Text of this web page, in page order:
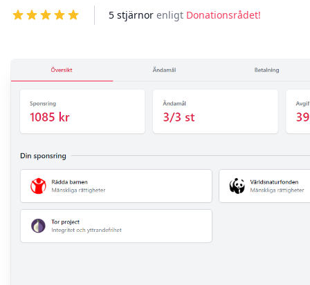
5 stjärnor enligt Donationsrådet!